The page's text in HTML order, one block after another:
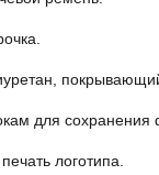
для сохранения
логотипа.